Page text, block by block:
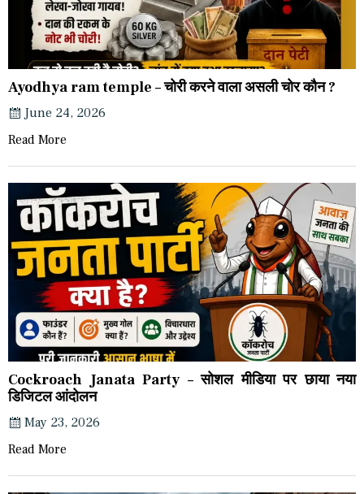
Ayodhya ram temple – चोरी करने वाला असली चोर कौन ?
June 24, 2026
Read More
Cockroach Janata Party – सोशल मीडिया पर छाया नया
डिजिटल आंदोलन
May 23, 2026
Read More